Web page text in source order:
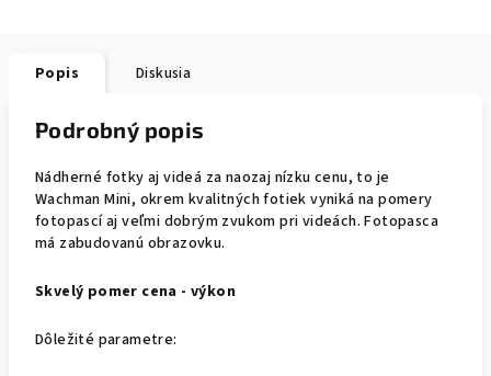
Popis Diskusia
Podrobný popis
Nádherné fotky aj videá za naozaj nízku cenu, to je
Wachman Mini, okrem kvalitných fotiek vyniká na pomery
fotopascí aj veľmi dobrým zvukom pri videách. Fotopasca
má zabudovanú obrazovku.
Skvelý pomer cena - výkon
Dôležité parametre: